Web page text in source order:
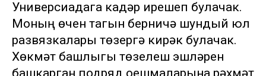
Универсиадага кадәр ирешеп булачак.
Моның өчен тагын берничә шундый юл
развязкалары төзергә кирәк булачак.
Хөкүмәт башлыгы төзелеш эшләрен
башкарган подряд оешмаларына рәхмәт